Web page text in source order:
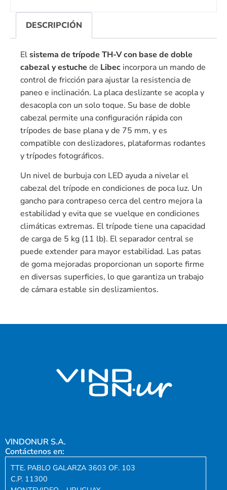
DESCRIPCIÓN
Elsistema de trípode TH-V con base de doble
cabezal y estuche de Libec incorpora un mando de
control de fricción para ajustar la resistencia de
paneo e inclinación. La placa deslizante se acopla y
desacopla con un solo toque. Su base de doble
cabezal permite una configuración rápida con
trípodes de base plana y de 75 mm, y es
compatible con deslizadores, plataformas rodantes
y trípodes fotográficos.
Un nivel de burbuja con LED ayuda a nivelar el
cabezal del trípode en condiciones de poca luz. Un
gancho para contrapeso cerca del centro mejora la
estabilidad y evita que se vuelque en condiciones
climáticas extremas. El trípode tiene una capacidad
de carga de 5 kg (11 lb). El separador central se
puede extender para mayor estabilidad. Las patas
de goma mejoradas proporcionan un soporte firme
en diversas superficies, lo que garantiza un trabajo
de cámara estable sin deslizamientos.
VINDONUR S.A.
Contáctenos en:
TTE. PABLO GALARZA 3603 OF. 103
C.P. 11300